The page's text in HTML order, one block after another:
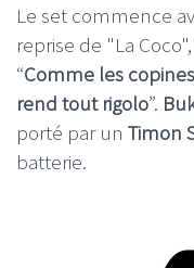
Le set commence
reprise de "La
“Comme les
rend tout rigolo”.
porté par un Timon
batterie.